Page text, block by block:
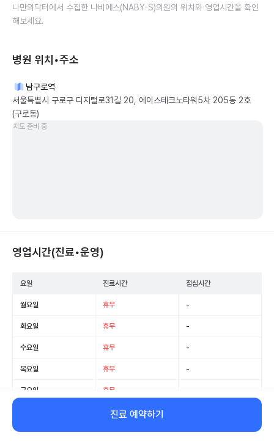
나만의닥터에서 수집한 나비에스(NABY-S)의원의 위치와 영업시간을 확인
해보세요.
병원 위치•주소
남구로역
서울특별시 구로구 디지털로31길 20, 에이스테크노타워5차 205동 2호
(구로동)
지도 준비 중
영업시간(진료•운영)
요일 진료시간 점심시간
월요일 휴무 -
화요일 휴무 -
수요일 휴무 -
목요일 휴무 -
금요일 휴무
휴무
일요일 휴무 -
진료 예약하기